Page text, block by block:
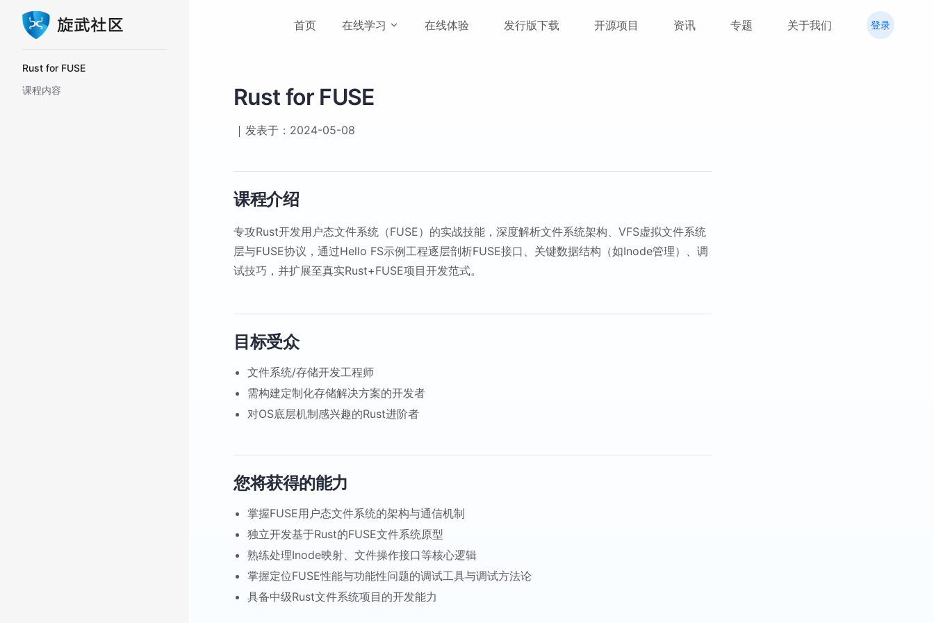
Skip to content 首页 在线学习 在线体验 发行版下载 开源项目 资讯 专题 关于我们 登录
Rust for FUSE
课程内容
Rust for FUSE
发表于：2024-05-08
课程介绍
专攻Rust开发用户态文件系统（FUSE）的实战技能，深度解析文件系统架构、VFS虚拟文件系统
层与FUSE协议，通过Hello FS示例工程逐层剖析FUSE接口、关键数据结构（如Inode管理）、调
试技巧，并扩展至真实Rust+FUSE项目开发范式。
目标受众
文件系统/存储开发工程师
需构建定制化存储解决方案的开发者
对OS底层机制感兴趣的Rust进阶者
您将获得的能力
掌握FUSE用户态文件系统的架构与通信机制
独立开发基于Rust的FUSE文件系统原型
熟练处理Inode映射、文件操作接口等核心逻辑
掌握定位FUSE性能与功能性问题的调试工具与调试方法论
具备中级Rust文件系统项目的开发能力